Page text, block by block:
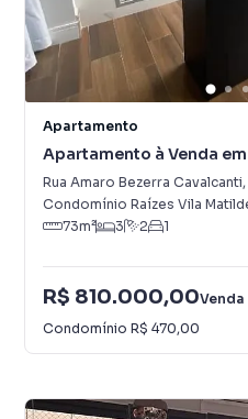
Apartamento
Apartamento à Venda
Rua Amaro Bezerra Cavalcanti,
Condomínio Raízes Vila
73m² 3 2 1
R$ 810.000,00Venda
Condomínio R$ 470,00